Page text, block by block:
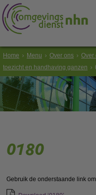
Home Menu Over ons Over
toezicht en handhaving ganzen
0180
Gebruik de onderstaande link